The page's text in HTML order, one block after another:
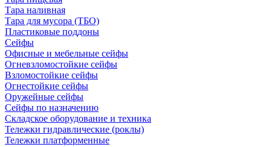
Тара наливная
Тара для мусора (ТБО)
Пластиковые поддоны
Сейфы
Офисные и мебельные сейфы
Огневзломостойкие сейфы
Взломостойкие сейфы
Огнестойкие сейфы
Оружейные сейфы
Сейфы по назначению
Складское оборудование и техника
Тележки гидравлические (роклы)
Тележки платформенные